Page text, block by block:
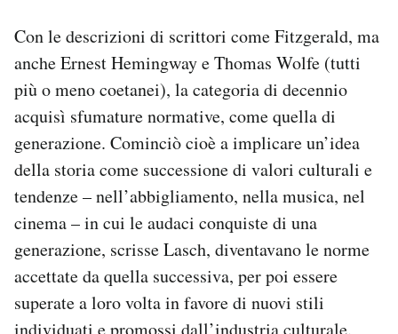
Con le descrizioni di scrittori come Fitzgerald, ma
anche Ernest Hemingway e Thomas Wolfe (tutti
più o meno coetanei), la categoria di decennio
acquisì sfumature normative, come quella di
generazione. Cominciò cioè a implicare un’idea
della storia come successione di valori culturali e
tendenze – nell’abbigliamento, nella musica, nel
cinema – in cui le audaci conquiste di una
generazione, scrisse Lasch, diventavano le norme
accettate da quella successiva, per poi essere
superate a loro volta in favore di nuovi stili